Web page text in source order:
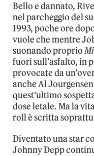
Bello e dannato,
nel parcheggio del
1993, poche ore
vuole che mentre
suonando proprio
fuori sull’asfalto, in
provocate da
anche Al
quest’ultimo
dose letale. Ma la
roll è scritta
Diventato una star
Johnny Depp